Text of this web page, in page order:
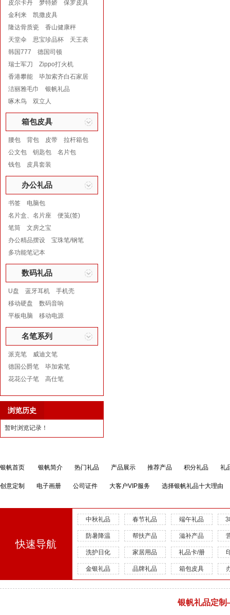
皮尔卡丹 梦特娇
保罗皮具
金利来
凯撒皮具
隆达骨质瓷
香山健康秤
天堂伞
思宝珍品杯
天王表
韩国777
德国司顿
瑞士军刀
Zippo打火机
香港攀能
毕加索齐白石家居
洁丽雅毛巾
银帆礼品
啄木鸟
双立人
箱包皮具
腰包 背包 皮带
拉杆箱包
公文包
钥匙包
名片包
钱包
皮具套装
办公礼品
书签
电脑包
名片盒、名片座
便笺(签)
笔筒
文房之宝
办公精品摆设
宝珠笔/钢笔
多功能笔记本
数码礼品
U盘 蓝牙耳机
手机壳
移动硬盘
数码音响
平板电脑
移动电源
名笔系列
派克笔
威迪文笔
德国公爵笔
毕加索笔
花花公子笔
高仕笔
浏览历史
暂时浏览记录！
银帆首页 银帆简介 热门礼品 产品展示 推荐产品 积分礼品 礼
创意定制 电子画册 公司证件 大客户VIP服务 选择银帆礼品十大理由
快速导航
中秋礼品 春节礼品 端午礼品
防暑降温 帮扶产品 滋补产品
洗护日化 家居用品 礼品卡/册
金银礼品 品牌礼品 箱包皮具
银帆礼品定